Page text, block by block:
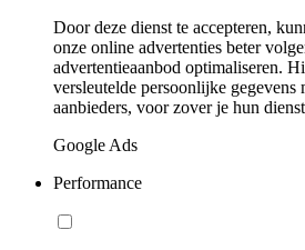
Door deze dienst te accepteren,
onze online advertenties beter
advertentieaanbod optimaliseren.
versleutelde persoonlijke gegevens
aanbieders, voor zover je hun
Google Ads
Performance